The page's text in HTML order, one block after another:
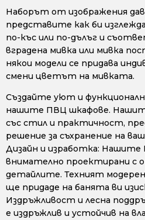
Наборът от изображения
представите как би
по-къс или по-дълъг и
вградена мивка или мивка
някои модели се придава
смени цветът на мивката.
Създайте уют и
нашите ПВЦ шкафове.
със стил и практичност,
решение за съхранение на
Дизайн и изработка: Нашите
внимателно проектирани с
детайлите. Техният
ще придаде на банята ви
Издръжливост и лесна
е издръжлив и устойчив на